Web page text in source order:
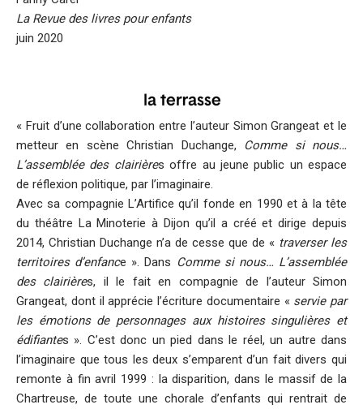
La Revue des livres pour enfants
juin 2020
« Fruit d’une collaboration entre l’auteur Simon Grangeat et le
metteur en scène Christian Duchange, Comme si nous…
L’assemblée des clairières offre au jeune public un espace
de réflexion politique, par l’imaginaire.
Avec sa compagnie L’Artifice qu’il fonde en 1990 et à la tête
du théâtre La Minoterie à Dijon qu’il a créé et dirige depuis
2014, Christian Duchange n’a de cesse que de « traverser les
territoires d’enfance ». Dans Comme si nous… L’assemblée
des clairières, il le fait en compagnie de l’auteur Simon
Grangeat, dont il apprécie l’écriture documentaire « servie par
les émotions de personnages aux histoires singulières et
édifiantes ». C’est donc un pied dans le réel, un autre dans
l’imaginaire que tous les deux s’emparent d’un fait divers qui
remonte à fin avril 1999 : la disparition, dans le massif de la
Chartreuse, de toute une chorale d’enfants qui rentrait de